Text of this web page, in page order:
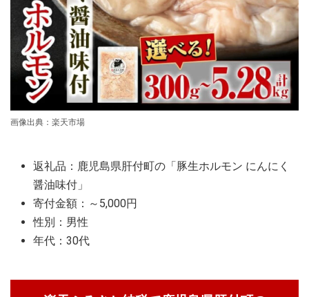
画像出典：楽天市場
返礼品：鹿児島県肝付町の「豚生ホルモン にんにく
醤油味付」
寄付金額：～5,000円
性別：男性
年代：30代